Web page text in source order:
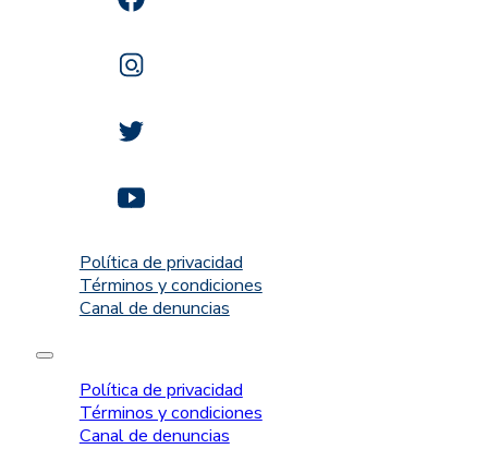
Política de privacidad
Términos y condiciones
Canal de denuncias
Política de privacidad
Términos y condiciones
Canal de denuncias